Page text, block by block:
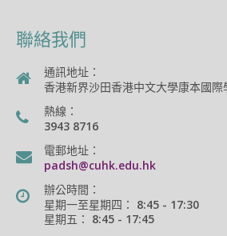
聯絡我們
通訊地址：
香港新界沙田香港中文大學康本國際
熱線：
3943 8716
電郵地址：
padsh@cuhk.edu.hk
辦公時間：
星期一至星期四： 8:45 - 17:30
星期五： 8:45 - 17:45